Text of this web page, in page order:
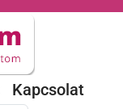
Kapcsolat